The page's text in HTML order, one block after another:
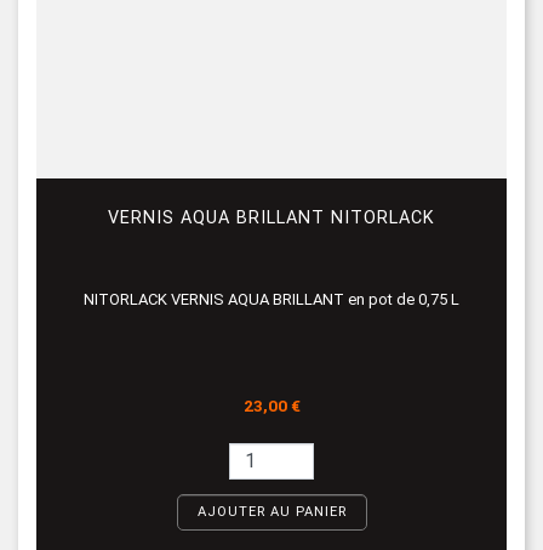
VERNIS AQUA BRILLANT NITORLACK
NITORLACK VERNIS AQUA BRILLANT en pot de 0,75 L
Prix
23,00 €
AJOUTER AU PANIER